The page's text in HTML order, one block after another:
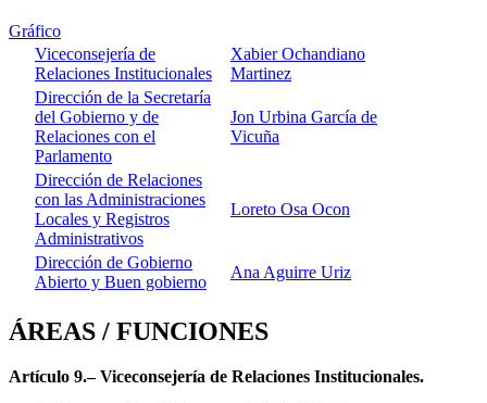
Gráfico
Viceconsejería de
Relaciones Institucionales
Xabier Ochandiano
Martinez
Dirección de la Secretaría
del Gobierno y de
Relaciones con el
Parlamento
Jon Urbina García de
Vicuña
Dirección de Relaciones
con las Administraciones
Locales y Registros
Administrativos
Loreto Osa Ocon
Dirección de Gobierno
Abierto y Buen gobierno
Ana Aguirre Uriz
ÁREAS / FUNCIONES
Artículo 9.– Viceconsejería de Relaciones Institucionales.